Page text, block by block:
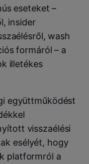
eseteket –
insider
wash
formáról – a
illetékes
együttműködést
visszaélési
esélyét, hogy
platformról a